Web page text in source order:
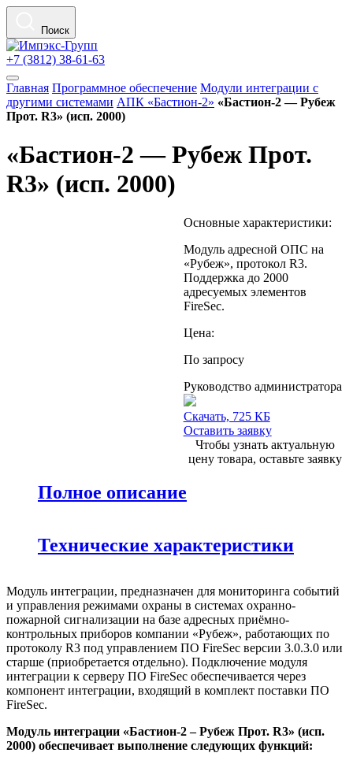
Поиск
+7 (3812) 38-61-63
Главная Программное обеспечение Модули интеграции с
другими системами АПК «Бастион-2» «Бастион-2 — Рубеж
Прот. R3» (исп. 2000)
«Бастион-2 — Рубеж Прот.
R3» (исп. 2000)
Основные характеристики:
Модуль адресной ОПС на
«Рубеж», протокол R3.
Поддержка до 2000
адресуемых элементов
FireSec.
Цена:
По запросу
Руководство администратора
Скачать, 725 КБ
Оставить заявку
Чтобы узнать актуальную
цену товара, оставьте заявку
Полное описание
Технические характеристики
Модуль интеграции, предназначен для мониторинга событий
и управления режимами охраны в системах охранно-
пожарной сигнализации на базе адресных приёмно-
контрольных приборов компании «Рубеж», работающих по
протоколу R3 под управлением ПО FireSec версии 3.0.3.0 или
старше (приобретается отдельно). Подключение модуля
интеграции к серверу ПО FireSec обеспечивается через
компонент интеграции, входящий в комплект поставки ПО
FireSec.
Модуль интеграции «Бастион-2 – Рубеж Прот. R3» (исп.
2000) обеспечивает выполнение следующих функций: